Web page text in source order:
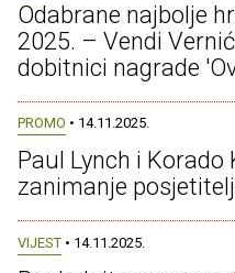
Odabrane najbolje
2025. – Vendi
dobitnici nagrade
PROMO • 14.11.2025.
Paul Lynch i
zanimanje
VIJEST • 14.11.2025.